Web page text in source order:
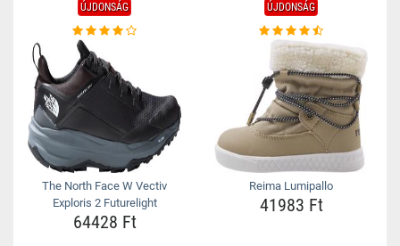
ÚJDONSÁG
The North Face W Vectiv
Exploris 2 Futurelight
64428 Ft
ÚJDONSÁG
Reima Lumipallo
41983 Ft